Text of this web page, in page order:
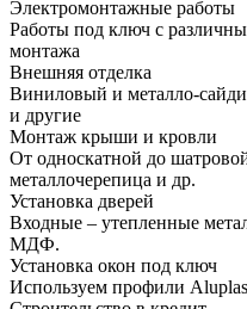
Электромонтажные работы
Работы под ключ с
монтажа
Внешняя отделка
Виниловый и металло-
и другие
Монтаж крыши и кровли
От односкатной до
металлочерепица и др.
Установка дверей
Входные – утепленные
МДФ.
Установка окон под ключ
Используем профили